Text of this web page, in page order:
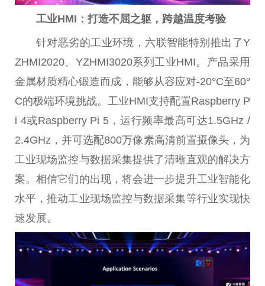
工业HMI：打造不屈之躯，跨越温度考验
针对恶劣的工业环境，六联智能特别推出了Y
ZHMI2020、YZHMI3020系列工业HMI。产品采用
金属材质精心锻造而成，能够从容应对-20°C至60°
C的极端环境挑战。工业HMI支持配置Raspberry P
i 4或Raspberry Pi 5，运行频率最高可达1.5GHz /
2.4GHz，并可选配800万像素高清前置摄像头，为
工业现场监控与数据采集提供了清晰直观的解决方
案。相信它们的出现，将会进一步提升工业智能化
水平，推动工业现场监控与数据采集等行业实现快
速发展。